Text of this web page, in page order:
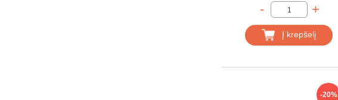
- +
Į krepšelį
-20%